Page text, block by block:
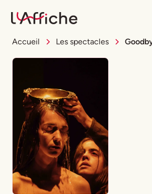
Accueil Les spectacles